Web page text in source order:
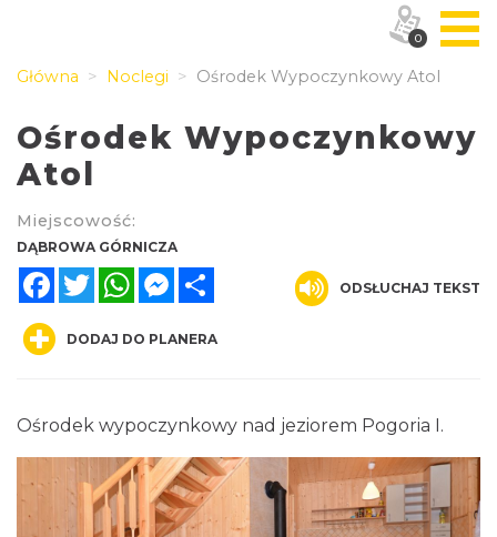
Główna Noclegi Ośrodek Wypoczynkowy Atol
Ośrodek Wypoczynkowy
Atol
Miejscowość:
DĄBROWA GÓRNICZA
FacebookTwitterWhatsAppMessenger
ODSŁUCHAJ TEKST
DODAJ DO PLANERA
Ośrodek wypoczynkowy nad jeziorem Pogoria I.
0